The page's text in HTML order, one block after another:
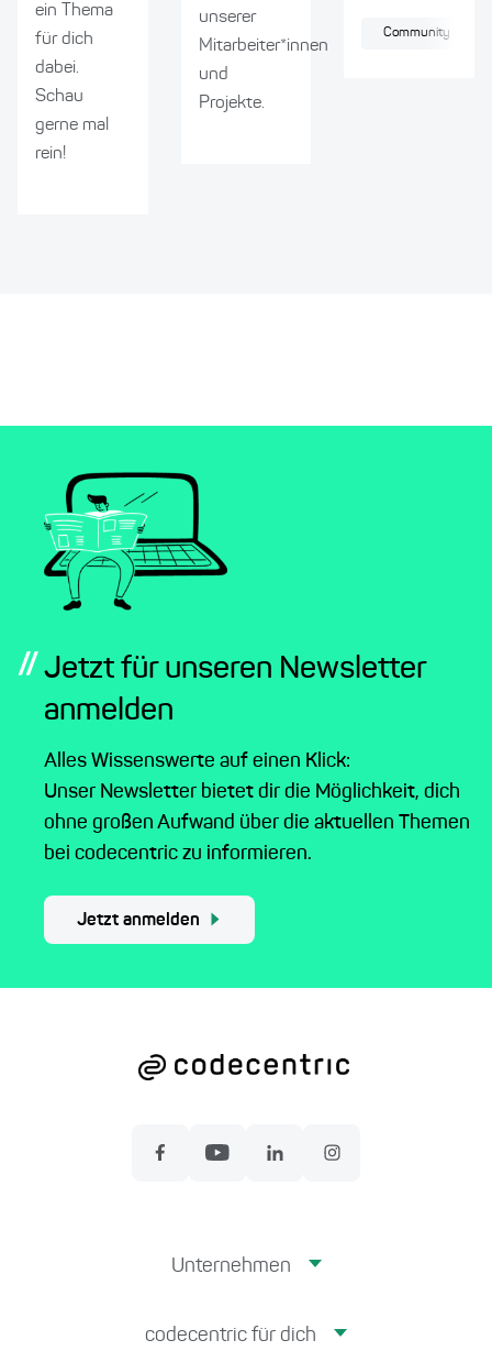
ein Thema
für dich
dabei.
Schau
gerne mal
rein!
unserer
Mitarbeiter*innen
und
Projekte.
Community
// Jetzt für unseren Newsletter
anmelden
Alles Wissenswerte auf einen Klick:
Unser Newsletter bietet dir die Möglichkeit, dich
ohne großen Aufwand über die aktuellen Themen
bei codecentric zu informieren.
Jetzt anmelden
Unternehmen
codecentric für dich